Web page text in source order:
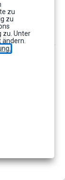
zu
zu
zu. Unter
ändern.